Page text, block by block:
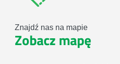
Znajdź nas na mapie
Zobacz mapę